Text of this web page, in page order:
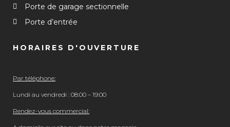
Porte de garage sectionnelle
Porte d’entrée
HORAIRES D'OUVERTURE
Par téléphone:
Lundi au vendredi : 08:00 – 19:00
Rendez-vous commercial: